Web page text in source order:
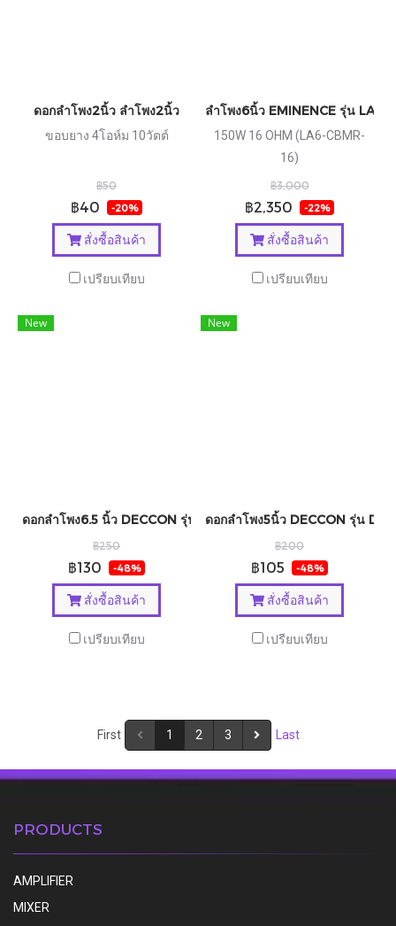
ดอกลำโพง2นิ้ว ลำโพง2นิ้ว
ขอบยาง 4โอห์ม 10วัตต์
฿50
฿40 -20%
สั่งซื้อสินค้า
เปรียบเทียบ
ลำโพง6นิ้ว EMINENCE รุ่น LA6-
150W 16 OHM (LA6-CBMR-
16)
฿3,000
฿2,350 -22%
สั่งซื้อสินค้า
เปรียบเทียบ
New
ดอกลำโพง6.5 นิ้ว DECCON รุ่น DC-S615
฿250
฿130 -48%
สั่งซื้อสินค้า
เปรียบเทียบ
New
ดอกลำโพง5นิ้ว DECCON รุ่น DC-
฿200
฿105 -48%
สั่งซื้อสินค้า
เปรียบเทียบ
First 1 2 3 Last
PRODUCTS
AMPLIFIER
MIXER